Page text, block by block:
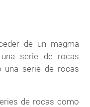
de un magma
serie de rocas
una serie de rocas
de rocas como